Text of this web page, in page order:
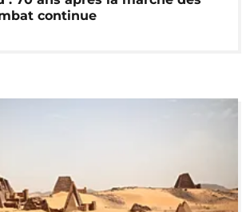
continue